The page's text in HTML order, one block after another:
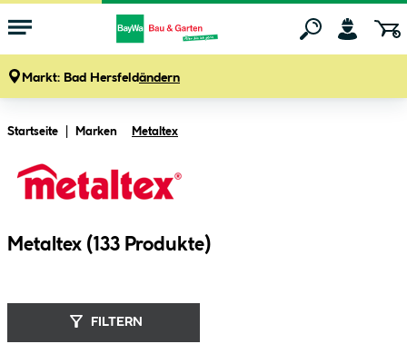
Markt: Bad Hersfeldändern
Startseite Marken Metaltex
Metaltex (133 Produkte)
FILTERN